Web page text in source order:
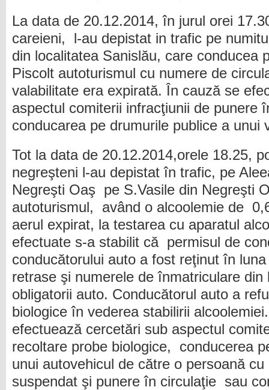
La data de 20.12.2014, în jurul orei
careieni, l-au depistat in trafic pe
din localitatea Sanislău, care conducea
Piscolt autoturismul cu numere de
valabilitate era expirată. În cauză se
aspectul comiterii infracţiunii de punere
conducarea pe drumurile publice a unui
Tot la data de 20.12.2014,orele 18.25,
negreşteni l-au depistat în trafic, pe
Negreşti Oaş pe S.Vasile din Negreşti
autoturismul, având o alcoolemie de
aerul expirat, la testarea cu aparatul
efectuate s-a stabilit că permisul de
conducătorului auto a fost reţinut în
retrase şi numerele de înmatriculare din
obligatorii auto. Conducătorul auto a
biologice în vederea stabilirii
efectuează cercetări sub aspectul
recoltare probe biologice, conducerea
unui autovehicul de către o persoană
suspendat şi punere în circulaţie sau